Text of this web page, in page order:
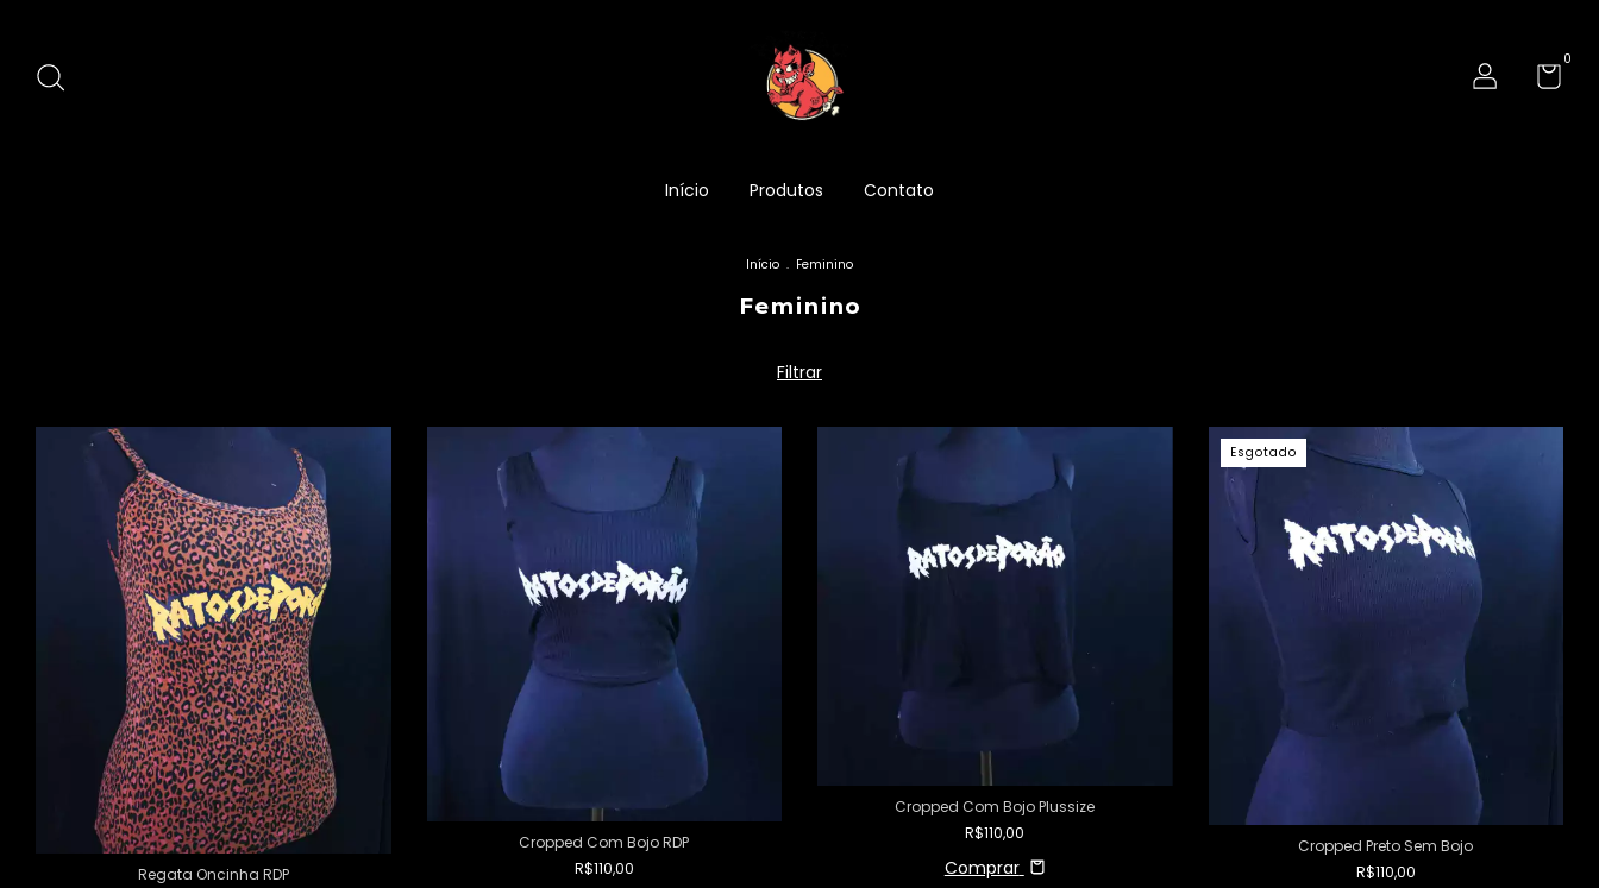
0
Início Produtos Contato
Início . Feminino
Feminino
Filtrar
Regata Oncinha RDP
Cropped Com Bojo RDP
R$110,00
Cropped Com Bojo Plussize
R$110,00
Comprar
Esgotado
Cropped Preto Sem Bojo
R$110,00